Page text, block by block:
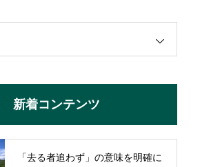
新着コンテンツ
「去る者追わず」の意味を明確に